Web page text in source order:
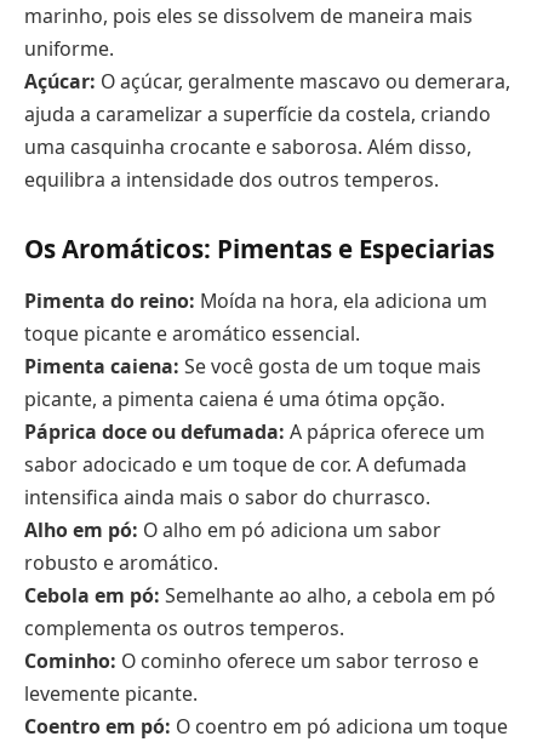
marinho, pois eles se dissolvem de maneira mais
uniforme.
Açúcar: O açúcar, geralmente mascavo ou demerara,
ajuda a caramelizar a superfície da costela, criando
uma casquinha crocante e saborosa. Além disso,
equilibra a intensidade dos outros temperos.
Os Aromáticos: Pimentas e Especiarias
Pimenta do reino: Moída na hora, ela adiciona um
toque picante e aromático essencial.
Pimenta caiena: Se você gosta de um toque mais
picante, a pimenta caiena é uma ótima opção.
Páprica doce ou defumada: A páprica oferece um
sabor adocicado e um toque de cor. A defumada
intensifica ainda mais o sabor do churrasco.
Alho em pó: O alho em pó adiciona um sabor
robusto e aromático.
Cebola em pó: Semelhante ao alho, a cebola em pó
complementa os outros temperos.
Cominho: O cominho oferece um sabor terroso e
levemente picante.
Coentro em pó: O coentro em pó adiciona um toque